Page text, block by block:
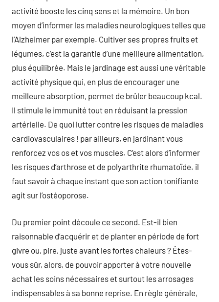
activité booste les cinq sens et la mémoire. Un bon
moyen d’informer les maladies neurologiques telles que
l’Alzheimer par exemple. Cultiver ses propres fruits et
légumes, c’est la garantie d’une meilleure alimentation,
plus équilibrée. Mais le jardinage est aussi une véritable
activité physique qui, en plus de encourager une
meilleure absorption, permet de brûler beaucoup kcal.
Il stimule le immunité tout en réduisant la pression
artérielle. De quoi lutter contre les risques de maladies
cardiovasculaires ! par ailleurs, en jardinant vous
renforcez vos os et vos muscles. C’est alors d’informer
les risques d’arthrose et de polyarthrite rhumatoïde. il
faut savoir à chaque instant que son action tonifiante
agit sur l’ostéoporose.
Du premier point découle ce second. Est-il bien
raisonnable d’acquérir et de planter en période de fort
givre ou, pire, juste avant les fortes chaleurs ? Êtes-
vous sûr, alors, de pouvoir apporter à votre nouvelle
achat les soins nécessaires et surtout les arrosages
indispensables à sa bonne reprise. En règle générale,